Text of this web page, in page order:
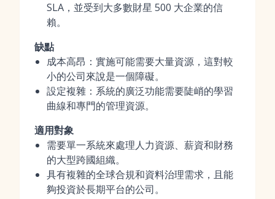
SLA，並受到大多數財星 500 大企業的信
賴。
缺點
成本高昂：實施可能需要大量資源，這對較
小的公司來說是一個障礙。
設定複雜：系統的廣泛功能需要陡峭的學習
曲線和專門的管理資源。
適用對象
需要單一系統來處理人力資源、薪資和財務
的大型跨國組織。
具有複雜的全球合規和資料治理需求，且能
夠投資於長期平台的公司。